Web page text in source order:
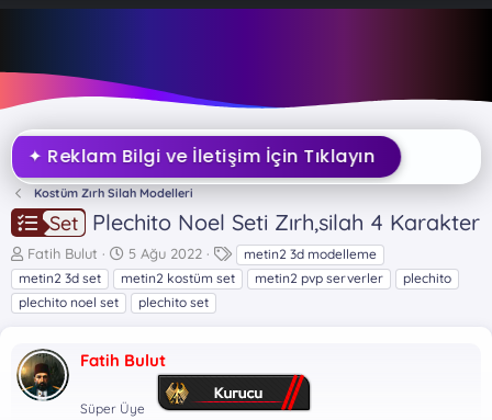
✦ Reklam Bilgi ve İletişim İçin Tıklayın
Kostüm Zırh Silah Modelleri
Set Plechito Noel Seti Zırh,silah 4 Karakter
K
o
n
b
y
u
b
Fatih Bulut
B
a
ş
n
g
ç
5 Ağu 2022
E
t
i
l
e
r
metin2 3d modelleme
metin2 3d set
metin2 kostüm set metin2 pvp serverler
plechito
plechito noel set
plechito set
Fatih Bulut
Süper Üye